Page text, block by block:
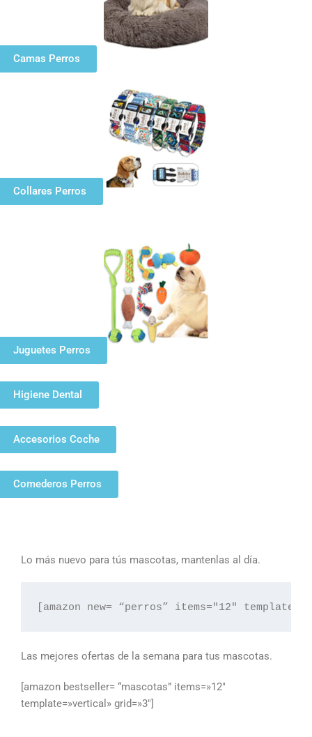
Camas Perros
Collares Perros
Juguetes Perros
Higiene Dental
Accesorios Coche
Comederos Perros
Lo más nuevo para tús mascotas, mantenlas al día.
[amazon new= “perros” items="12"
Las mejores ofertas de la semana para tus mascotas.
[amazon bestseller= “mascotas” items=»12″
template=»vertical» grid=»3″]